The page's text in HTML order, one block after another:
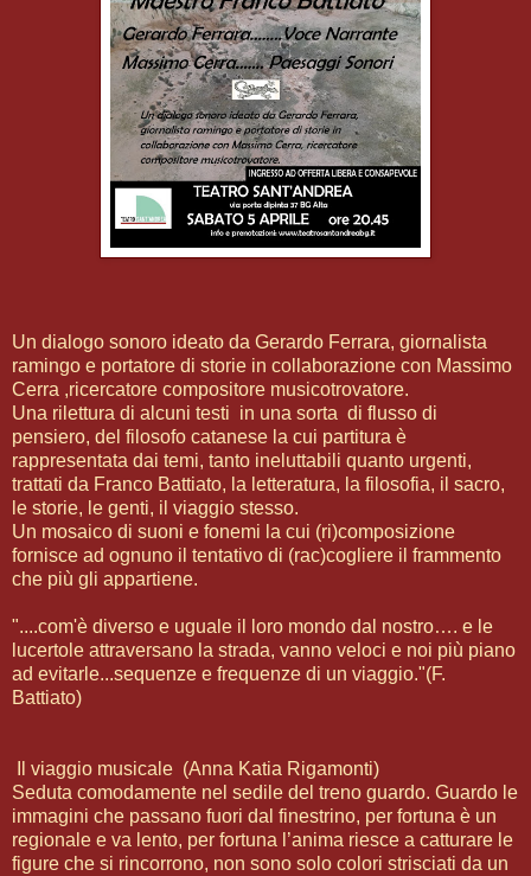
Un dialogo sonoro ideato da Gerardo Ferrara, giornalista
ramingo e portatore di storie in collaborazione con Massimo
Cerra ,ricercatore compositore musicotrovatore.
Una rilettura di alcuni testi in una sorta di flusso di
pensiero, del filosofo catanese la cui partitura è
rappresentata dai temi, tanto ineluttabili quanto urgenti,
trattati da Franco Battiato, la letteratura, la filosofia, il sacro,
le storie, le genti, il viaggio stesso.
Un mosaico di suoni e fonemi la cui (ri)composizione
fornisce ad ognuno il tentativo di (rac)cogliere il frammento
che più gli appartiene.
"....com'è diverso e uguale il loro mondo dal nostro…. e le
lucertole attraversano la strada, vanno veloci e noi più piano
ad evitarle...sequenze e frequenze di un viaggio."(F.
Battiato)
Il viaggio musicale (Anna Katia Rigamonti)
Seduta comodamente nel sedile del treno guardo. Guardo le
immagini che passano fuori dal finestrino, per fortuna è un
regionale e va lento, per fortuna l’anima riesce a catturare le
figure che si rincorrono, non sono solo colori strisciati da un